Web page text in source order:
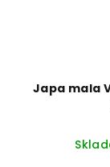
Japa mala